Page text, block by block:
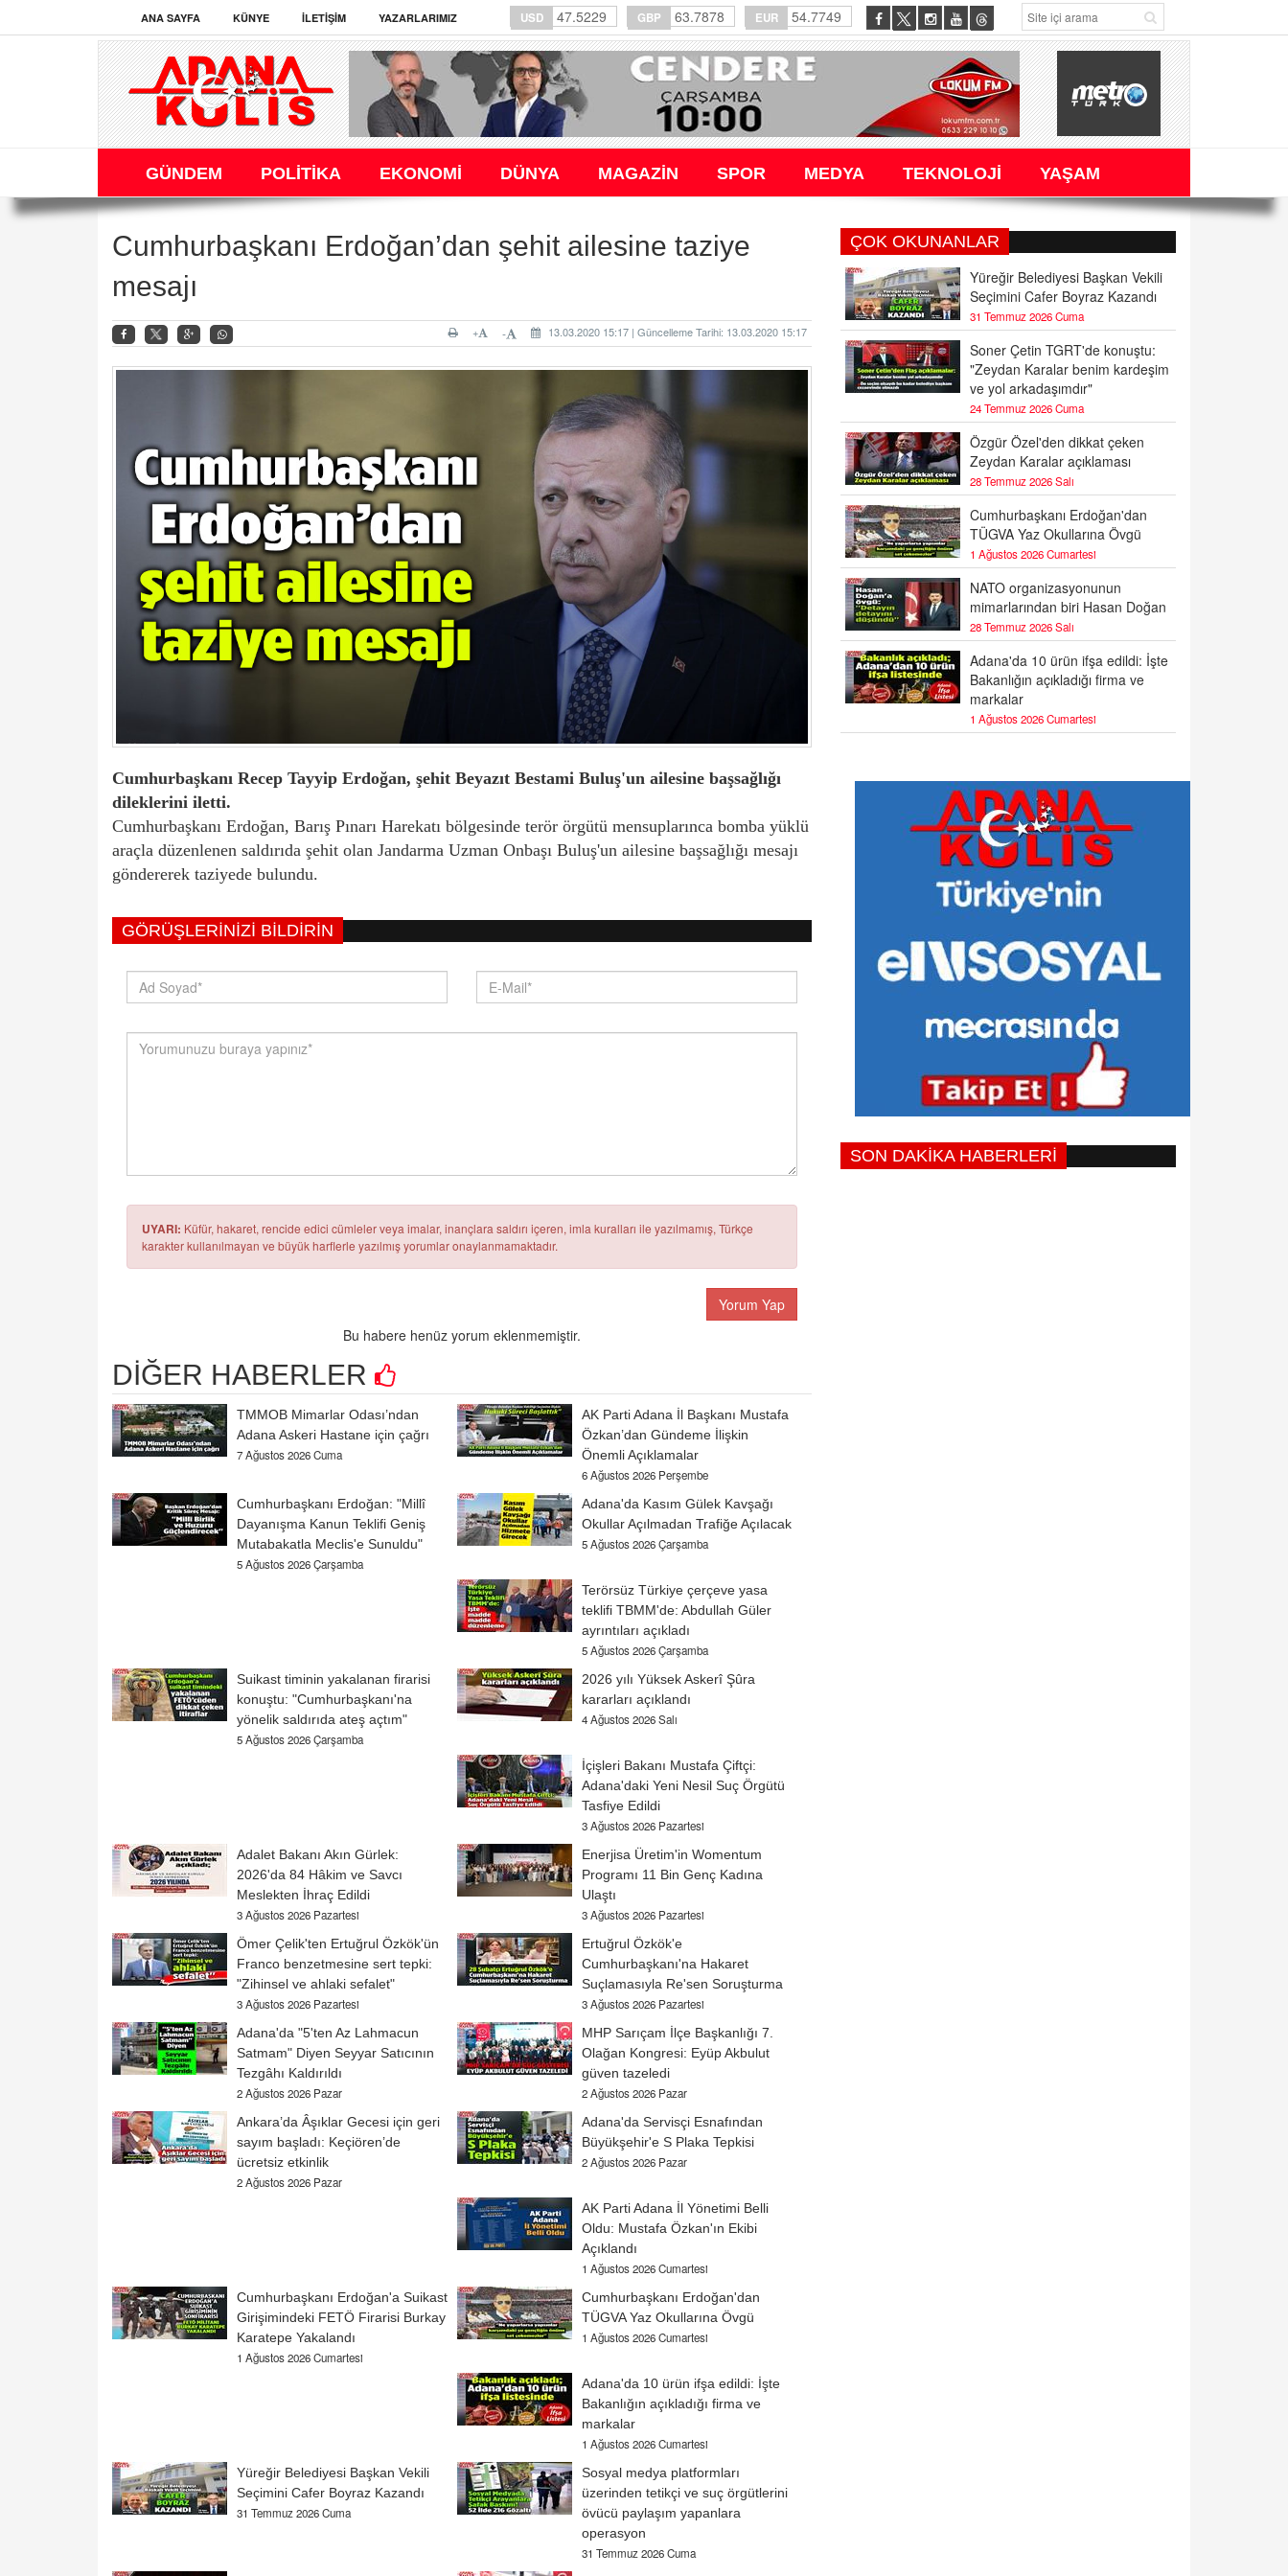
ANA SAYFA KÜNYE İLETIŞIM YAZARLARIMIZ USD 47.5229 GBP 63.7878 EUR 54.7749
GÜNDEM POLİTİKA EKONOMİ DÜNYA MAGAZİN SPOR MEDYA TEKNOLOJİ YAŞAM
Cumhurbaşkanı Erdoğan’dan şehit ailesine taziye
mesajı
13.03.2020 15:17 | Güncelleme Tarihi: 13.03.2020 15:17
-
+
Cumhurbaşkanı Recep Tayyip Erdoğan, şehit Beyazıt Bestami Buluş'un ailesine başsağlığı
dileklerini iletti.
Cumhurbaşkanı Erdoğan, Barış Pınarı Harekatı bölgesinde terör örgütü mensuplarınca bomba yüklü
araçla düzenlenen saldırıda şehit olan Jandarma Uzman Onbaşı Buluş'un ailesine başsağlığı mesajı
göndererek taziyede bulundu.
GÖRÜŞLERINIZI BILDIRIN
UYARI: Küfür, hakaret, rencide edici cümleler veya imalar, inançlara saldırı içeren, imla kuralları ile yazılmamış, Türkçe
karakter kullanılmayan ve büyük harflerle yazılmış yorumlar onaylanmamaktadır.
Yorum Yap
Bu habere henüz yorum eklenmemiştir.
DİĞER HABERLER
TMMOB Mimarlar Odası’ndan
Adana Askeri Hastane için çağrı
7 Ağustos 2026 Cuma
AK Parti Adana İl Başkanı Mustafa
Özkan’dan Gündeme İlişkin
Önemli Açıklamalar
6 Ağustos 2026 Perşembe
Cumhurbaşkanı Erdoğan: "Millî
Dayanışma Kanun Teklifi Geniş
Mutabakatla Meclis'e Sunuldu"
5 Ağustos 2026 Çarşamba
Adana'da Kasım Gülek Kavşağı
Okullar Açılmadan Trafiğe Açılacak
5 Ağustos 2026 Çarşamba
Terörsüz Türkiye çerçeve yasa
teklifi TBMM'de: Abdullah Güler
ayrıntıları açıkladı
5 Ağustos 2026 Çarşamba
Suikast timinin yakalanan firarisi
konuştu: "Cumhurbaşkanı'na
yönelik saldırıda ateş açtım"
5 Ağustos 2026 Çarşamba
2026 yılı Yüksek Askerî Şûra
kararları açıklandı
4 Ağustos 2026 Salı
İçişleri Bakanı Mustafa Çiftçi:
Adana'daki Yeni Nesil Suç Örgütü
Tasfiye Edildi
3 Ağustos 2026 Pazartesi
Adalet Bakanı Akın Gürlek:
2026'da 84 Hâkim ve Savcı
Meslekten İhraç Edildi
3 Ağustos 2026 Pazartesi
Enerjisa Üretim'in Womentum
Programı 11 Bin Genç Kadına
Ulaştı
3 Ağustos 2026 Pazartesi
Ömer Çelik'ten Ertuğrul Özkök'ün
Franco benzetmesine sert tepki:
"Zihinsel ve ahlaki sefalet"
3 Ağustos 2026 Pazartesi
Ertuğrul Özkök'e
Cumhurbaşkanı'na Hakaret
Suçlamasıyla Re'sen Soruşturma
3 Ağustos 2026 Pazartesi
Adana'da "5'ten Az Lahmacun
Satmam" Diyen Seyyar Satıcının
Tezgâhı Kaldırıldı
2 Ağustos 2026 Pazar
MHP Sarıçam İlçe Başkanlığı 7.
Olağan Kongresi: Eyüp Akbulut
güven tazeledi
2 Ağustos 2026 Pazar
Ankara’da Âşıklar Gecesi için geri
sayım başladı: Keçiören’de
ücretsiz etkinlik
2 Ağustos 2026 Pazar
Adana'da Servisçi Esnafından
Büyükşehir'e S Plaka Tepkisi
2 Ağustos 2026 Pazar
AK Parti Adana İl Yönetimi Belli
Oldu: Mustafa Özkan'ın Ekibi
Açıklandı
1 Ağustos 2026 Cumartesi
Cumhurbaşkanı Erdoğan'a Suikast
Girişimindeki FETÖ Firarisi Burkay
Karatepe Yakalandı
1 Ağustos 2026 Cumartesi
Cumhurbaşkanı Erdoğan'dan
TÜGVA Yaz Okullarına Övgü
1 Ağustos 2026 Cumartesi
Adana'da 10 ürün ifşa edildi: İşte
Bakanlığın açıkladığı firma ve
markalar
1 Ağustos 2026 Cumartesi
Yüreğir Belediyesi Başkan Vekili
Seçimini Cafer Boyraz Kazandı
31 Temmuz 2026 Cuma
Sosyal medya platformları
üzerinden tetikçi ve suç örgütlerini
övücü paylaşım yapanlara
operasyon
31 Temmuz 2026 Cuma
ÇOK OKUNANLAR
Yüreğir Belediyesi Başkan Vekili
Seçimini Cafer Boyraz Kazandı
31 Temmuz 2026 Cuma
Soner Çetin TGRT'de konuştu:
"Zeydan Karalar benim kardeşim
ve yol arkadaşımdır"
24 Temmuz 2026 Cuma
Özgür Özel'den dikkat çeken
Zeydan Karalar açıklaması
28 Temmuz 2026 Salı
Cumhurbaşkanı Erdoğan'dan
TÜGVA Yaz Okullarına Övgü
1 Ağustos 2026 Cumartesi
NATO organizasyonunun
mimarlarından biri Hasan Doğan
28 Temmuz 2026 Salı
Adana'da 10 ürün ifşa edildi: İşte
Bakanlığın açıkladığı firma ve
markalar
1 Ağustos 2026 Cumartesi
SON DAKİKA HABERLERİ